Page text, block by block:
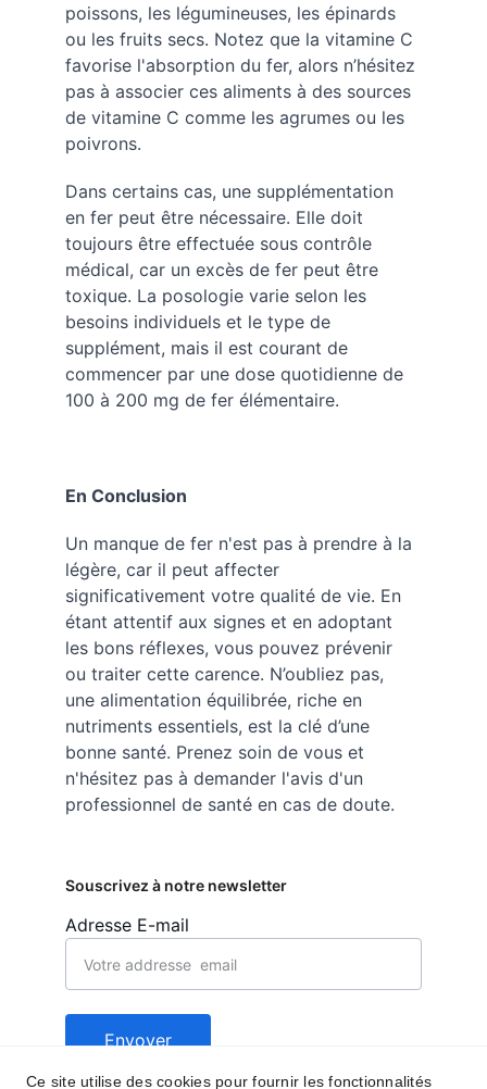
poissons, les légumineuses, les épinards
ou les fruits secs. Notez que la vitamine C
favorise l'absorption du fer, alors n’hésitez
pas à associer ces aliments à des sources
de vitamine C comme les agrumes ou les
poivrons.
Dans certains cas, une supplémentation
en fer peut être nécessaire. Elle doit
toujours être effectuée sous contrôle
médical, car un excès de fer peut être
toxique. La posologie varie selon les
besoins individuels et le type de
supplément, mais il est courant de
commencer par une dose quotidienne de
100 à 200 mg de fer élémentaire.
En Conclusion
Un manque de fer n'est pas à prendre à la
légère, car il peut affecter
significativement votre qualité de vie. En
étant attentif aux signes et en adoptant
les bons réflexes, vous pouvez prévenir
ou traiter cette carence. N’oubliez pas,
une alimentation équilibrée, riche en
nutriments essentiels, est la clé d’une
bonne santé. Prenez soin de vous et
n'hésitez pas à demander l'avis d'un
professionnel de santé en cas de doute.
Adresse E-mail
Envoyer
Souscrivez à notre newsletter
Ce site utilise des cookies pour fournir les fonctionnalités